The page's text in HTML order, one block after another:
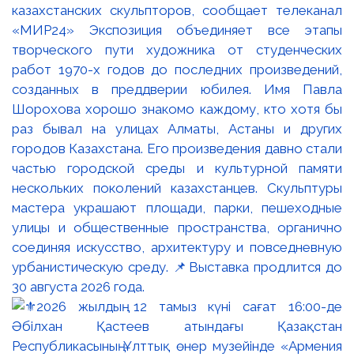
казахстанских скульпторов, сообщает телеканал
«МИР24» Экспозиция объединяет все этапы
творческого пути художника от студенческих
работ 1970-х годов до последних произведений,
созданных в преддверии юбилея. Имя Павла
Шорохова хорошо знакомо каждому, кто хотя бы
раз бывал на улицах Алматы, Астаны и других
городов Казахстана. Его произведения давно стали
частью городской среды и культурной памяти
нескольких поколений казахстанцев. Скульптуры
мастера украшают площади, парки, пешеходные
улицы и общественные пространства, органично
соединяя искусство, архитектуру и повседневную
урбанистическую среду. 📌Выставка продлится до
30 августа 2026 года.